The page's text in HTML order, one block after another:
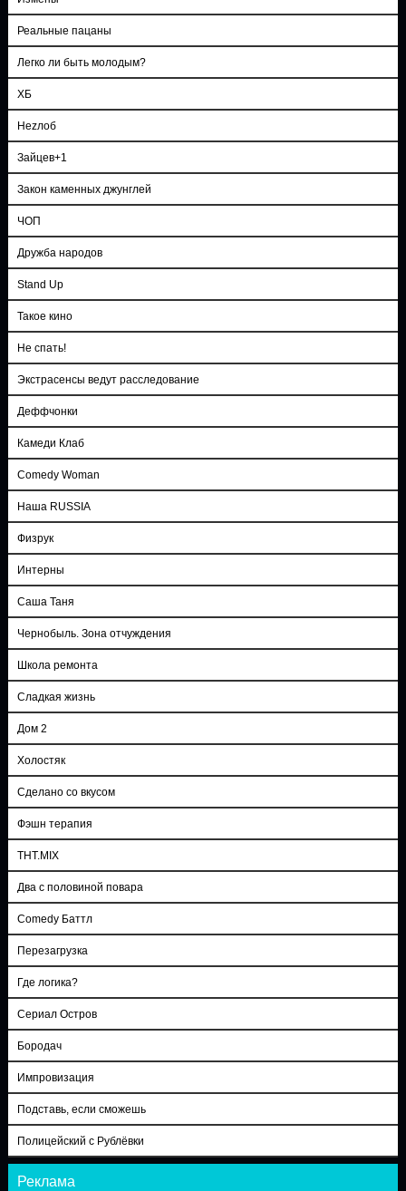
Реальные пацаны
Легко ли быть молодым?
ХБ
Неzлоб
Зайцев+1
Закон каменных джунглей
ЧОП
Дружба народов
Stand Up
Такое кино
Не спать!
Экстрасенсы ведут расследование
Деффчонки
Камеди Клаб
Comedy Woman
Наша RUSSIA
Физрук
Интерны
Саша Таня
Чернобыль. Зона отчуждения
Школа ремонта
Сладкая жизнь
Дом 2
Холостяк
Сделано со вкусом
Фэшн терапия
ТНТ.MIX
Два с половиной повара
Comedy Баттл
Перезагрузка
Где логика?
Сериал Остров
Бородач
Импровизация
Подставь, если сможешь
Полицейский с Рублёвки
Реклама